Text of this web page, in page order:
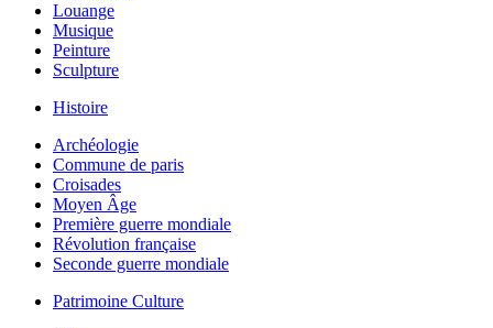
Louange
Musique
Peinture
Sculpture
Histoire
Archéologie
Commune de paris
Croisades
Moyen Âge
Première guerre mondiale
Révolution française
Seconde guerre mondiale
Patrimoine Culture